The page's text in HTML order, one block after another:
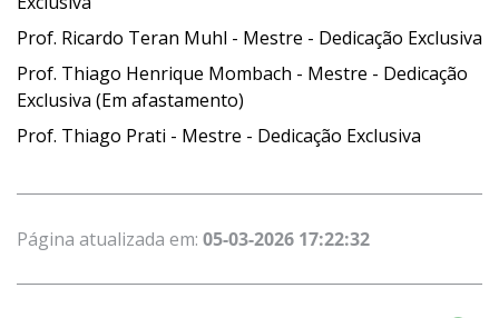
Prof. Ricardo Teran Muhl - Mestre - Dedicação Exclusiva
Prof. Thiago Henrique Mombach - Mestre - Dedicação
Exclusiva (Em afastamento)
Prof. Thiago Prati - Mestre - Dedicação Exclusiva
Página atualizada em: 05-03-2026 17:22:32